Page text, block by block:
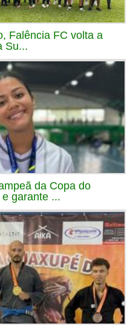
Falência FC volta a
Su...
da Copa do
garante ...